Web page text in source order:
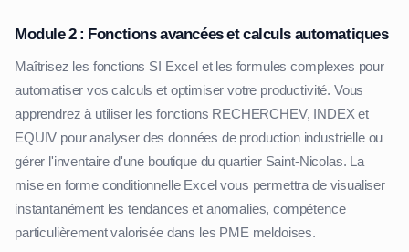
Module 2 : Fonctions avancées et calculs automatiques
Maîtrisez les fonctions SI Excel et les formules complexes pour
automatiser vos calculs et optimiser votre productivité. Vous
apprendrez à utiliser les fonctions RECHERCHEV, INDEX et
EQUIV pour analyser des données de production industrielle ou
gérer l'inventaire d'une boutique du quartier Saint-Nicolas. La
mise en forme conditionnelle Excel vous permettra de visualiser
instantanément les tendances et anomalies, compétence
particulièrement valorisée dans les PME meldoises.